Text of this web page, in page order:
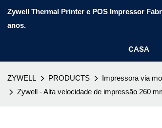
Zywell Thermal Printer e POS Impressor
anos.
CASA
ZYWELL PRODUCTS Impressora via
Zywell - Alta velocidade de impressão 260